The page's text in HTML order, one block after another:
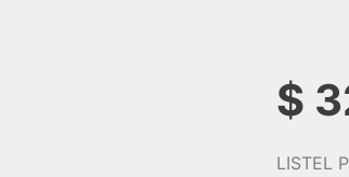
$
LISTEL